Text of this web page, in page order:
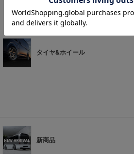
タイヤ&ホイール
新商品